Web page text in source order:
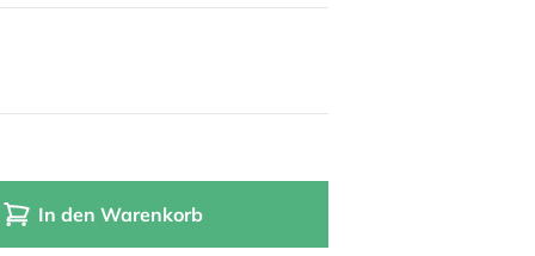
In den Warenkorb